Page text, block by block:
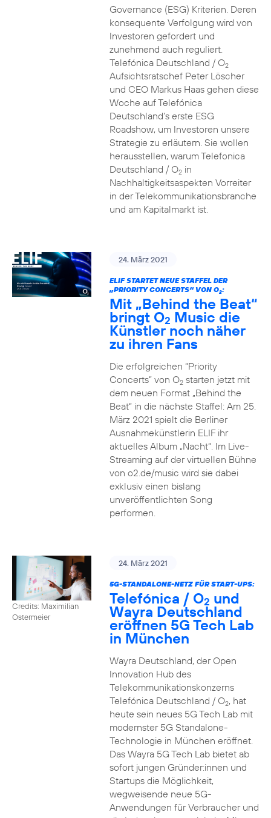
Governance (ESG) Kriterien. Deren
konsequente Verfolgung wird von
Investoren gefordert und
zunehmend auch reguliert.
Telefónica Deutschland / O2
Aufsichtsratschef Peter Löscher
und CEO Markus Haas gehen diese
Woche auf Telefónica
Deutschland’s erste ESG
Roadshow, um Investoren unsere
Strategie zu erläutern. Sie wollen
herausstellen, warum Telefonica
Deutschland / O2in
Nachhaltigkeitsaspekten Vorreiter
in der Telekommunikationsbranche
und am Kapitalmarkt ist.
24. März 2021
ELIF STARTET NEUE STAFFEL DER
„PRIORITY CONCERTS“ VON O2:
Mit „Behind the Beat“
bringt O2 Music die
Künstler noch näher
zu ihren Fans
Die erfolgreichen “Priority
Concerts” von O2starten jetzt mit
dem neuen Format „Behind the
Beat“ in die nächste Staffel: Am 25.
März 2021 spielt die Berliner
Ausnahmekünstlerin ELIF ihr
aktuelles Album „Nacht“. Im Live-
Streaming auf der virtuellen Bühne
von o2.de/music wird sie dabei
exklusiv einen bislang
unveröffentlichten Song
performen.
Credits: Maximilian
Ostermeier
24. März 2021
5G-STANDALONE-NETZ FÜR START-UPS:
Telefónica / O2 und
Wayra Deutschland
eröffnen 5G Tech Lab
in München
Wayra Deutschland, der Open
Innovation Hub des
Telekommunikationskonzerns
Telefónica Deutschland / O2, hat
heute sein neues 5G Tech Lab mit
modernster 5G Standalone-
Technologie in München eröffnet.
Das Wayra 5G Tech Lab bietet ab
sofort jungen Gründer:innen und
Startups die Möglichkeit,
wegweisende neue 5G-
Anwendungen für Verbraucher und